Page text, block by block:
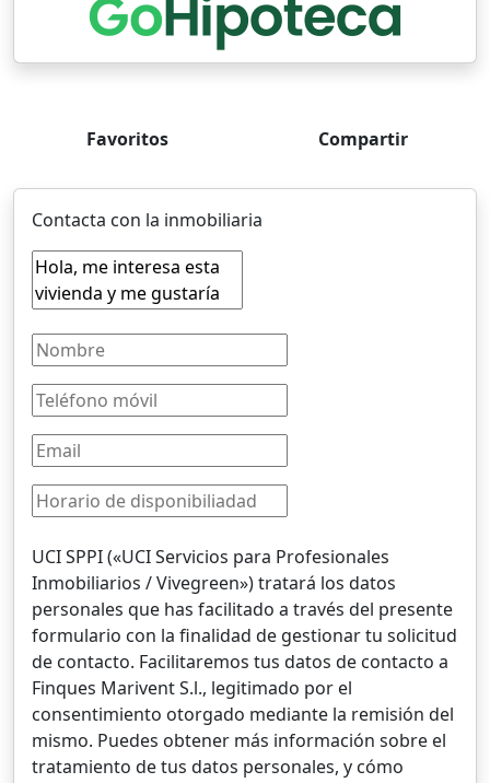
Favoritos Compartir
Contacta con la inmobiliaria
UCI SPPI («UCI Servicios para Profesionales
Inmobiliarios / Vivegreen») tratará los datos
personales que has facilitado a través del presente
formulario con la finalidad de gestionar tu solicitud
de contacto. Facilitaremos tus datos de contacto a
Finques Marivent S.l., legitimado por el
consentimiento otorgado mediante la remisión del
mismo. Puedes obtener más información sobre el
tratamiento de tus datos personales, y cómo